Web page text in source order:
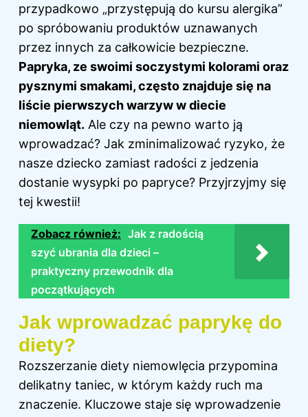
przypadkowo „przystępują do kursu alergika”
po spróbowaniu produktów uznawanych
przez innych za całkowicie bezpieczne.
Papryka, ze swoimi soczystymi kolorami oraz
pysznymi smakami, często znajduje się na
liście pierwszych warzyw w diecie
niemowląt. Ale czy na pewno warto ją
wprowadzać? Jak zminimalizować ryzyko, że
nasze dziecko zamiast radości z jedzenia
dostanie wysypki po papryce? Przyjrzyjmy się
tej kwestii!
Zobacz również: Jak z radością
szyć ubrania dla dzieci –
praktyczny przewodnik dla
początkujących
Jak wprowadzać paprykę do
diety?
Rozszerzanie diety niemowlęcia przypomina
delikatny taniec, w którym każdy ruch ma
znaczenie. Kluczowe staje się wprowadzenie